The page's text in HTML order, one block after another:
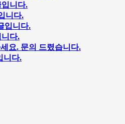
니다.
니다.
입니다.
다.
요. 문의 드렸습니다.
니다.